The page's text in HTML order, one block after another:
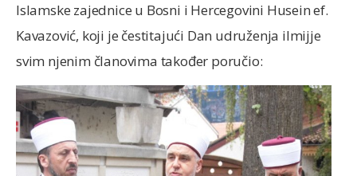
Islamske zajednice u Bosni i Hercegovini Husein ef.
Kavazović, koji je čestitajući Dan udruženja ilmijje
svim njenim članovima također poručio: